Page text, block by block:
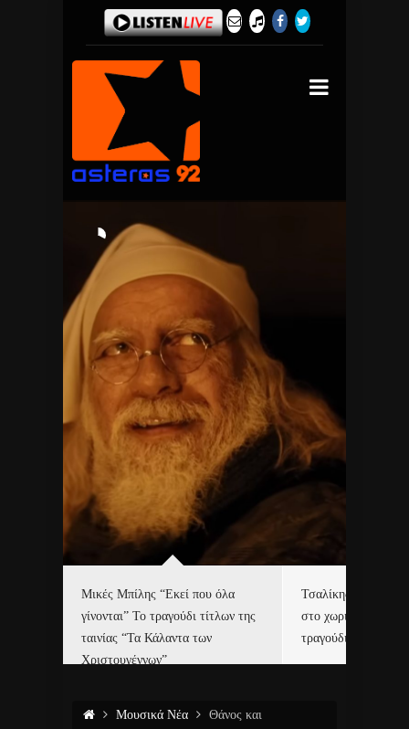
Μικές Μπίλης “Εκεί που όλα
γίνονται” Το τραγούδι τίτλων της
ταινίας “Τα Κάλαντα των
Χριστουγέννων”
Τσαλίκης,
στο χωριό του Άι
τραγούδι και video
Μουσικά Νέα
Θάνος και